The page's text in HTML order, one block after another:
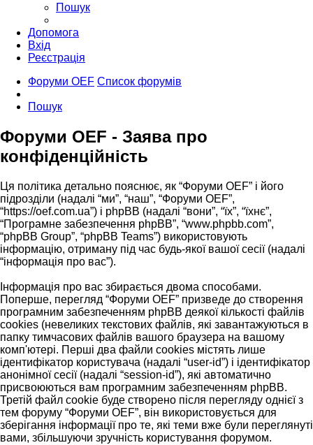
Пошук
Допомога
Вхід
Реєстрація
Форуми OEF Список форумів
Пошук
Форуми OEF - Заява про
конфіденційність
Ця політика детально пояснює, як “Форуми OEF” і його
підрозділи (надалі “ми”, “наш”, “Форуми OEF”,
“https://oef.com.ua”) і phpBB (надалі “вони”, “їх”, “їхнє”,
“Програмне забезпечення phpBB”, “www.phpbb.com”,
“phpBB Group”, “phpBB Teams”) використовують
інформацію, отриману під час будь-якої вашої сесії (надалі
“інформація про вас”).
Інформація про вас збирається двома способами.
Поперше, перегляд “Форуми OEF” призведе до створення
програмним забезпеченням phpBB деякої кількості файлів
cookies (невеликих текстових файлів, які завантажуються в
папку тимчасових файлів вашого браузера на вашому
комп'ютері. Перші два файли cookies містять лише
ідентифікатор користувача (надалі “user-id”) і ідентифікатор
анонімної сесії (надалі “session-id”), які автоматично
присвоюються вам програмним забезпеченням phpBB.
Третій файл cookie буде створено після перегляду однієї з
тем форуму “Форуми OEF”, він використовується для
зберігання інформації про те, які теми вже були переглянуті
вами, збільшуючи зручність користування форумом.